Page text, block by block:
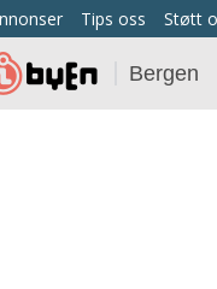
Tips oss Støtt
Bergen